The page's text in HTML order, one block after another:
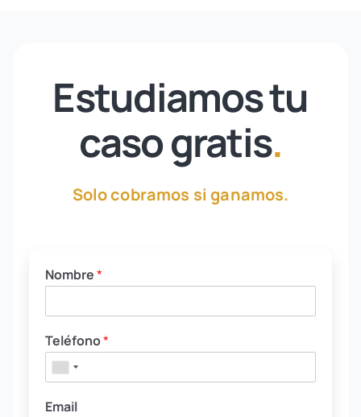
Estudiamos tu
caso gratis.
Solo cobramos si ganamos.
Nombre*
Teléfono*
Email